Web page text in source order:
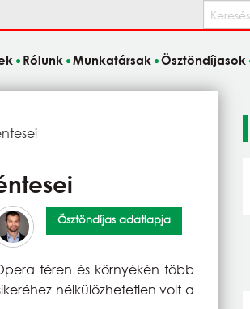
Keresés
Rólunk Munkatársak Ösztöndíjasok
Ösztöndíjas adatlapja
téren és környékén több
nélkülözhetetlen volt a